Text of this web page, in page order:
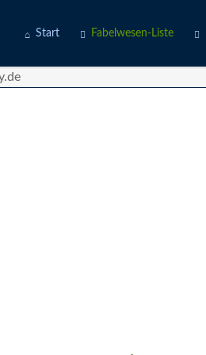
Start Fabelwesen-Liste